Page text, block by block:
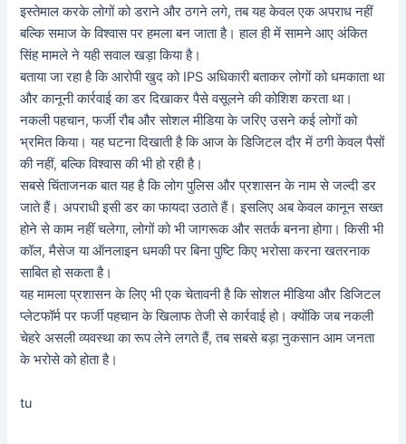
इस्तेमाल करके लोगों को डराने और ठगने लगे, तब यह केवल एक अपराध नहीं
बल्कि समाज के विश्वास पर हमला बन जाता है। हाल ही में सामने आए अंकित
सिंह मामले ने यही सवाल खड़ा किया है।
बताया जा रहा है कि आरोपी खुद को IPS अधिकारी बताकर लोगों को धमकाता था
और कानूनी कार्रवाई का डर दिखाकर पैसे वसूलने की कोशिश करता था।
नकली पहचान, फर्जी रौब और सोशल मीडिया के जरिए उसने कई लोगों को
भ्रमित किया। यह घटना दिखाती है कि आज के डिजिटल दौर में ठगी केवल पैसों
की नहीं, बल्कि विश्वास की भी हो रही है।
सबसे चिंताजनक बात यह है कि लोग पुलिस और प्रशासन के नाम से जल्दी डर
जाते हैं। अपराधी इसी डर का फायदा उठाते हैं। इसलिए अब केवल कानून सख्त
होने से काम नहीं चलेगा, लोगों को भी जागरूक और सतर्क बनना होगा। किसी भी
कॉल, मैसेज या ऑनलाइन धमकी पर बिना पुष्टि किए भरोसा करना खतरनाक
साबित हो सकता है।
यह मामला प्रशासन के लिए भी एक चेतावनी है कि सोशल मीडिया और डिजिटल
प्लेटफॉर्म पर फर्जी पहचान के खिलाफ तेजी से कार्रवाई हो। क्योंकि जब नकली
चेहरे असली व्यवस्था का रूप लेने लगते हैं, तब सबसे बड़ा नुकसान आम जनता
के भरोसे को होता है।
tu